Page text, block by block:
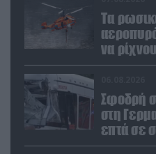
Τα
να
μποφόρ
Σφοδρή
στη
επτά σε
(βίντεο)